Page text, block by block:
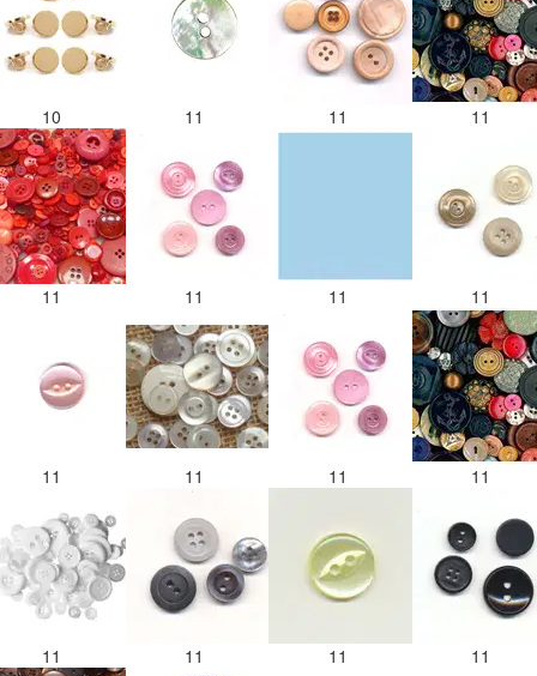
10 11 11 11
11 11 11 11
11 11 11 11
11 11 11 11